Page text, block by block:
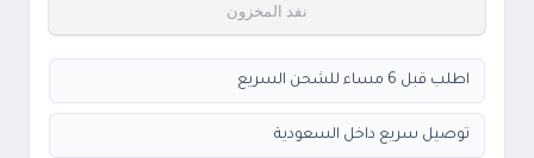
نفد المخزون
اطلب قبل 6 مساء للشحن السريع
توصيل سريع داخل السعودية